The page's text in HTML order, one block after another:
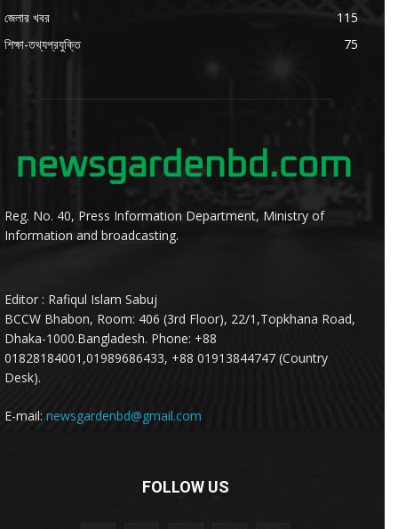
জেলার খবর
115
শিক্ষা-তথ্যপ্রযুক্তি
75
Reg. No. 40, Press Information Department, Ministry of
Information and broadcasting.
Editor : Rafiqul Islam Sabuj
BCCW Bhabon, Room: 406 (3rd Floor), 22/1,Topkhana Road,
Dhaka-1000.Bangladesh. Phone: +88
01828184001,01989686433, +88 01913844747 (Country
Desk).
E-mail: newsgardenbd@gmail.com
FOLLOW US